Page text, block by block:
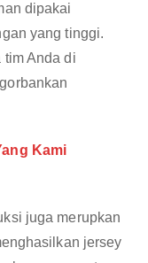
dipakai
yang tinggi.
tim Anda di
Kami
juga merupkan
jersey